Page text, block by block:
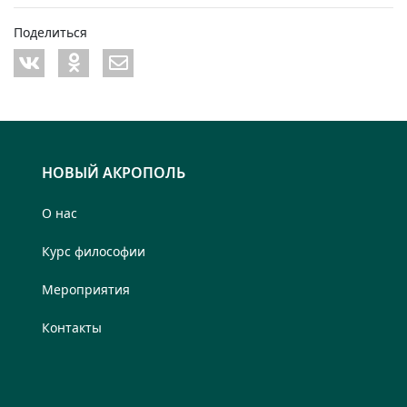
Поделиться
НОВЫЙ АКРОПОЛЬ
О нас
Курс философии
Мероприятия
Контакты